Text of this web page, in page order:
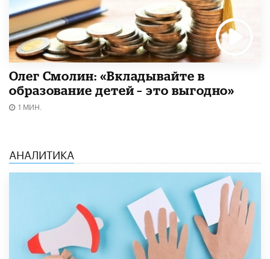
Олег Смолин: «Вкладывайте в
образование детей – это выгодно»
1 МИН.
АНАЛИТИКА